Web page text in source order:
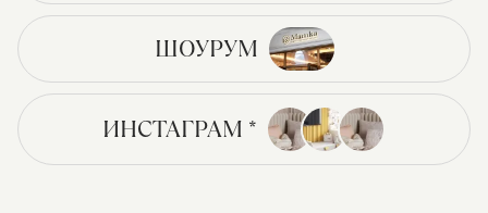
ШОУРУМ
ИНСТАГРАМ *